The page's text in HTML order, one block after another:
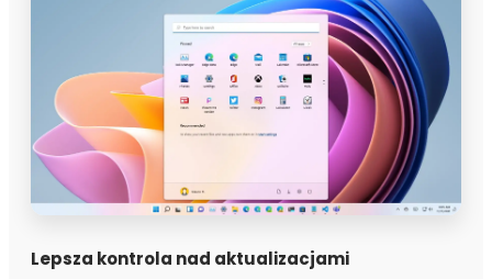
Lep­sza kon­tro­la nad aktu­ali­za­cja­mi